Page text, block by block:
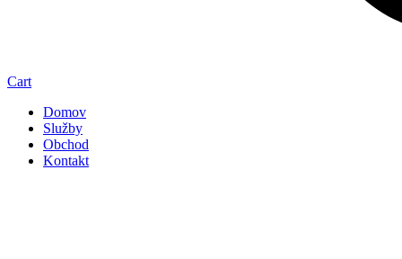
Cart
Domov
Služby
Obchod
Kontakt